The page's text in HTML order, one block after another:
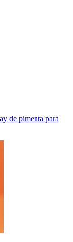
de pimenta para